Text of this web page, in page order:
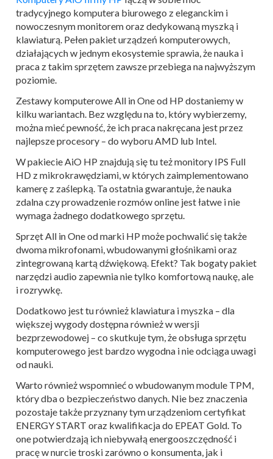
tradycyjnego komputera biurowego z eleganckim i
nowoczesnym monitorem oraz dedykowaną myszką i
klawiaturą. Pełen pakiet urządzeń komputerowych,
działających w jednym ekosystemie sprawia, że nauka i
praca z takim sprzętem zawsze przebiega na najwyższym
poziomie.
Zestawy komputerowe All in One od HP dostaniemy w
kilku wariantach. Bez względu na to, który wybierzemy,
można mieć pewność, że ich praca nakręcana jest przez
najlepsze procesory – do wyboru AMD lub Intel.
W pakiecie AiO HP znajdują się tu też monitory IPS Full
HD z mikrokrawędziami, w których zaimplementowano
kamerę z zaślepką. Ta ostatnia gwarantuje, że nauka
zdalna czy prowadzenie rozmów online jest łatwe i nie
wymaga żadnego dodatkowego sprzętu.
Sprzęt All in One od marki HP może pochwalić się także
dwoma mikrofonami, wbudowanymi głośnikami oraz
zintegrowaną kartą dźwiękową. Efekt? Tak bogaty pakiet
narzędzi audio zapewnia nie tylko komfortową naukę, ale
i rozrywkę.
Dodatkowo jest tu również klawiatura i myszka – dla
większej wygody dostępna również w wersji
bezprzewodowej – co skutkuje tym, że obsługa sprzętu
komputerowego jest bardzo wygodna i nie odciąga uwagi
od nauki.
Warto również wspomnieć o wbudowanym module TPM,
który dba o bezpieczeństwo danych. Nie bez znaczenia
pozostaje także przyznany tym urządzeniom certyfikat
ENERGY START oraz kwalifikacja do EPEAT Gold. To
one potwierdzają ich niebywałą energooszczędność i
pracę w nurcie troski zarówno o konsumenta, jak i